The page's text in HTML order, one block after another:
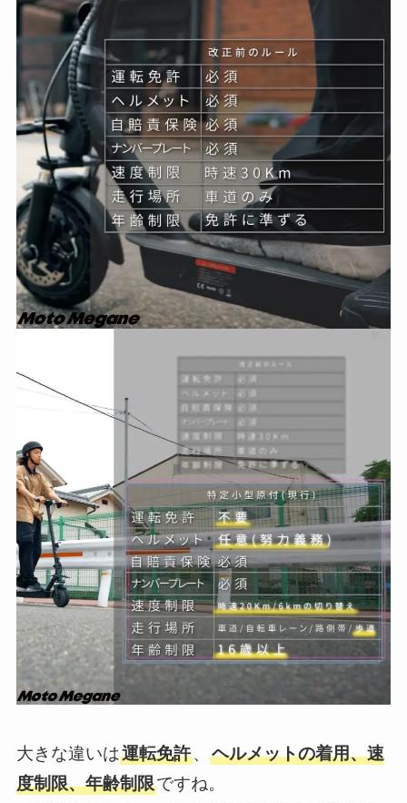
大きな違いは運転免許、 ヘルメットの着用、速
度制限、年齢制限ですね。